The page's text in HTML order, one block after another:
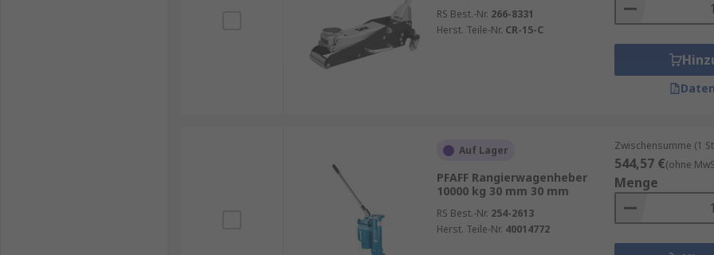
RS Best.-Nr. 266-8331
Herst. Teile-Nr. CR-15-C
Auf Lager
PFAFF Rangierwagenheber
10000 kg 30 mm 30 mm
RS Best.-Nr. 254-2613
Herst. Teile-Nr. 40014772
Zwischensumme (1
544,57 €(ohne
Menge